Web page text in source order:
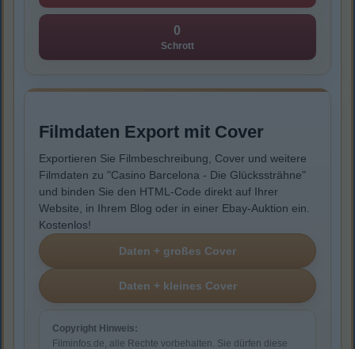
0
Schrott
Filmdaten Export mit Cover
Exportieren Sie Filmbeschreibung, Cover und weitere
Filmdaten zu "Casino Barcelona - Die Glückssträhne"
und binden Sie den HTML-Code direkt auf Ihrer
Website, in Ihrem Blog oder in einer Ebay-Auktion ein.
Kostenlos!
Copyright Hinweis:
Filminfos.de, alle Rechte vorbehalten. Sie dürfen diese